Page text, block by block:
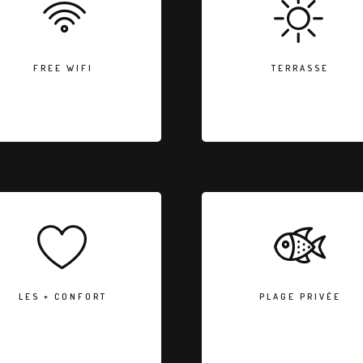
FREE WIFI
DEBIT
Wifi dans le gîte ainsi qu'à
TERRASSE
Privative, 1 table, 2 banc en
1 parasol, 1 plancha
LES + CONFORT
LES + CONFORT
Climatisation réversible dans
toutes les pièces, lits
capsules, lit bébé + chaise
PLAGE PRIVÉE
Plage privée du domaine au
bord de la rivière ``la Cèze``, à
Accessible à pied ou à vélo